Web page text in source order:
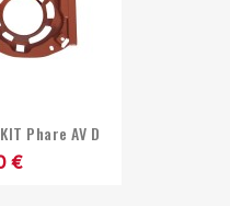
Phare AV D
€